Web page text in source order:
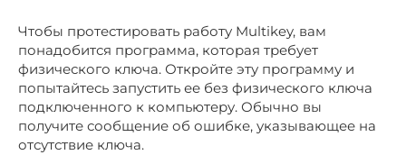
Чтобы протестировать работу Multikey, вам
понадобится программа, которая требует
физического ключа. Откройте эту программу и
попытайтесь запустить ее без физического ключа
подключенного к компьютеру. Обычно вы
получите сообщение об ошибке, указывающее на
отсутствие ключа.